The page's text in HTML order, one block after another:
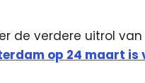
de verdere uitrol
op 24 maart is